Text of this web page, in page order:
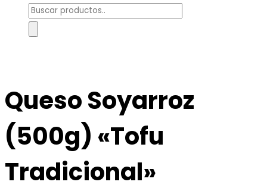
Queso Soyarroz
(500g) «Tofu
Tradicional»